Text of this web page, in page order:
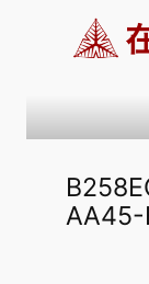
AA45-